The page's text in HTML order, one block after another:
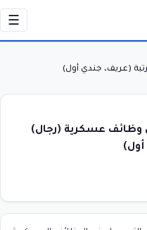
☰
(عريف، جندي أول)
وظائف عسكرية (رجال)
أول)